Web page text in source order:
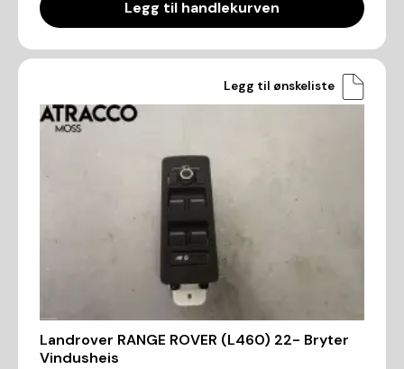
Legg til handlekurven
Legg til ønskeliste
Landrover RANGE ROVER (L460) 22- Bryter
Vindusheis